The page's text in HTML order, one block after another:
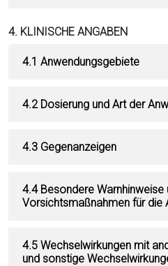
4. KLINISCHE ANGABEN
4.1 Anwendungsgebiete
4.2 Dosierung und Art der
4.3 Gegenanzeigen
4.4 Besondere Warnhinweise
Vorsichtsmaßnahmen für die
4.5 Wechselwirkungen mit
und sonstige